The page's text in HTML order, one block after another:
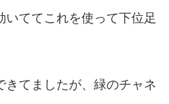
ててこれを使って下位足
きてましたが、緑のチャネ